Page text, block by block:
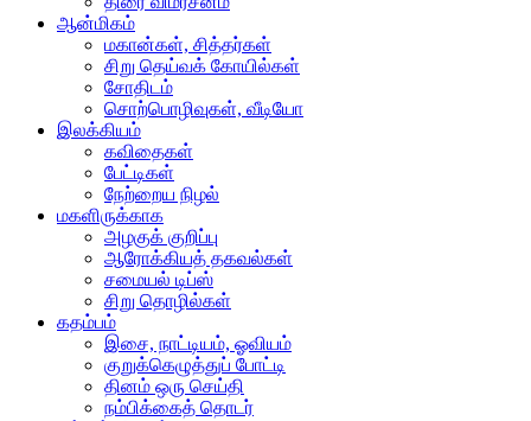
ஆன்மிகம்
மகான்கள், சித்தர்கள்
சிறு தெய்வக் கோயில்கள்
சோதிடம்
சொற்பொழிவுகள், வீடியோ
இலக்கியம்
கவிதைகள்
பேட்டிகள்
நேற்றைய நிழல்
மகளிருக்காக
அழகுக் குறிப்பு
ஆரோக்கியத் தகவல்கள்
சமையல் டிப்ஸ்
சிறு தொழில்கள்
கதம்பம்
இசை, நாட்டியம், ஓவியம்
குறுக்கெழுத்துப் போட்டி
தினம் ஒரு செய்தி
நம்பிக்கைத் தொடர்